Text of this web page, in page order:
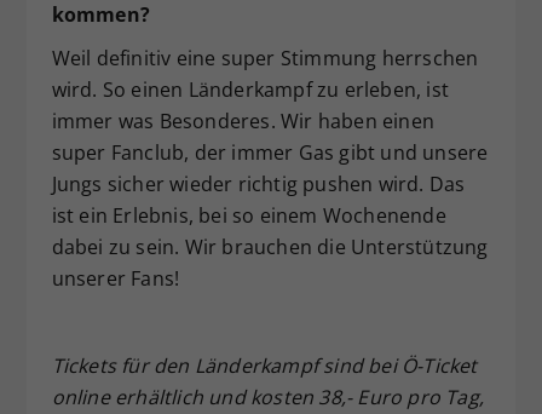
kommen?
Weil definitiv eine super Stimmung herrschen
wird. So einen Länderkampf zu erleben, ist
immer was Besonderes. Wir haben einen
super Fanclub, der immer Gas gibt und unsere
Jungs sicher wieder richtig pushen wird. Das
ist ein Erlebnis, bei so einem Wochenende
dabei zu sein. Wir brauchen die Unterstützung
unserer Fans!
Tickets für den Länderkampf sind bei Ö-Ticket
online erhältlich und kosten 38,- Euro pro Tag,